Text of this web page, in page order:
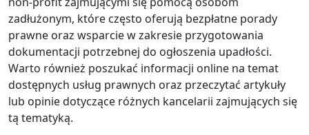
zadłużonym, które często oferują bezpłatne porady
prawne oraz wsparcie w zakresie przygotowania
dokumentacji potrzebnej do ogłoszenia upadłości.
Warto również poszukać informacji online na temat
dostępnych usług prawnych oraz przeczytać artykuły
lub opinie dotyczące różnych kancelarii zajmujących się
tą tematyką.